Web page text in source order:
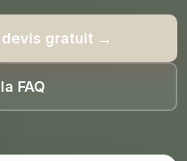
devis gratuit →
FAQ